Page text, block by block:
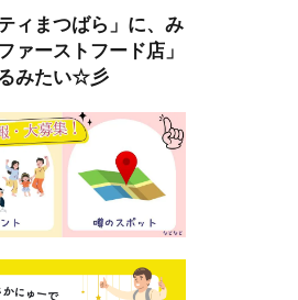
ィまつばら」に、み
ァーストフード店」
みたい☆彡